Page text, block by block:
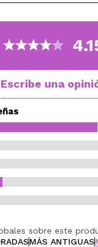
Escribe una
sobre este
MÁS ANTIGUAS